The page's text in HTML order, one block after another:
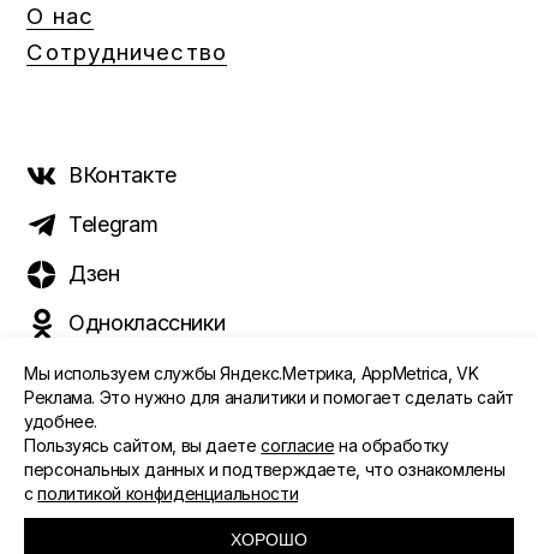
О нас
Сотрудничество
ВКонтакте
Telegram
Дзен
Одноклассники
©️ 2015 - 2026 Интернет-журнал «Морс». Все права
защищены
ПОЛИТИКА ОБРАБОТКИ ПЕРСОНАЛЬНЫХ ДАННЫХ
СОГЛАСИЕ ПОЛЬЗОВАТЕЛЯ
Мы используем службы Яндекс.Метрика, AppMetrica, VK
Реклама. Это нужно для аналитики и помогает сделать сайт
удобнее.
Пользуясь сайтом, вы даетесогласие на обработку
персональных данных и подтверждаете, что ознакомлены
сполитикой конфиденциальности
ХОРОШО